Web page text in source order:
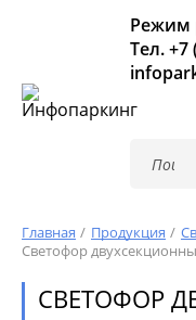
Режим
Тел.+7
Главная Продукция
Светофор
СВЕТОФОР